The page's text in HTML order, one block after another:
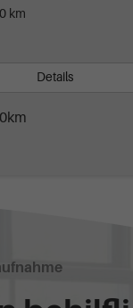
km
Details